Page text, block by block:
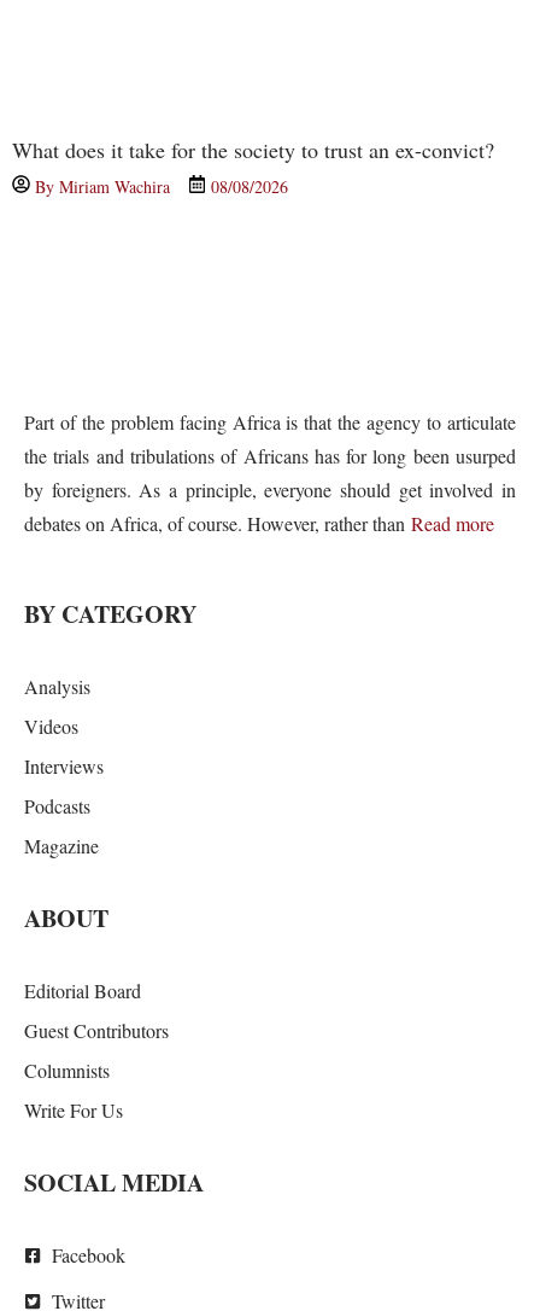
What does it take for the society to trust an ex-convict?
By Miriam Wachira 08/08/2026
Part of the problem facing Africa is that the agency to articulate
the trials and tribulations of Africans has for long been usurped
by foreigners. As a principle, everyone should get involved in
debates on Africa, of course. However, rather than Read more
BY CATEGORY
Analysis
Videos
Interviews
Podcasts
Magazine
ABOUT
Editorial Board
Guest Contributors
Columnists
Write For Us
SOCIAL MEDIA
Facebook
Twitter